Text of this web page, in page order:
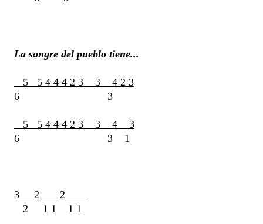
La sangre del pueblo tiene...
5 5 4 4 4 2 3 3 4 2 3
6 3
5 5 4 4 4 2 3 3 4 3
6 3 1
3 2 2
2 1 1 1 1